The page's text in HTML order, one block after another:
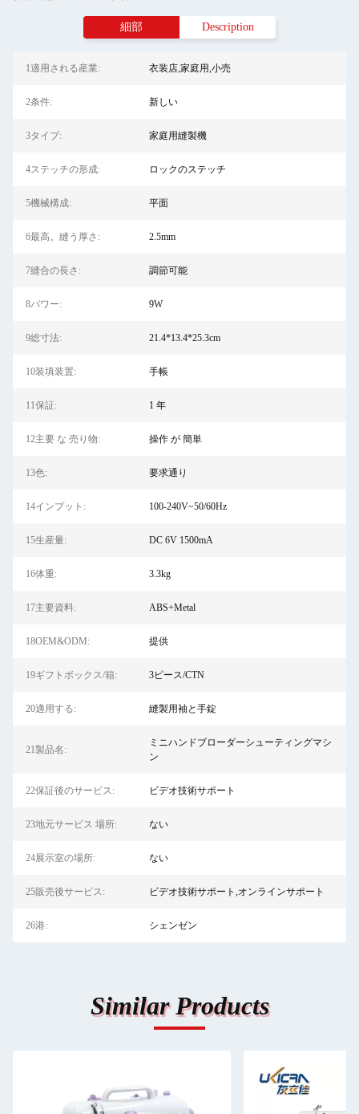
細部 Description
1適用される産業: 衣装店,家庭用,小売
2条件: 新しい
3タイプ: 家庭用縫製機
4ステッチの形成: ロックのステッチ
5機械構成: 平面
6最高。縫う厚さ: 2.5mm
7縫合の長さ: 調節可能
8パワー: 9W
9総寸法: 21.4*13.4*25.3cm
10装填装置: 手帳
11保証: 1 年
12主要 な 売り物: 操作 が 簡単
13色: 要求通り
14インプット: 100-240V~50/60Hz
15生産量: DC 6V 1500mA
16体重: 3.3kg
17主要資料: ABS+Metal
18OEM&ODM: 提供
19ギフトボックス/箱: 3ピース/CTN
20適用する: 縫製用袖と手錠
21製品名:
ミニハンドブローダーシューティングマシ
ン
22保証後のサービス: ビデオ技術サポート
23地元サービス 場所: ない
24展示室の場所: ない
25販売後サービス: ビデオ技術サポート,オンラインサポート
26港: シェンゼン
Similar Products